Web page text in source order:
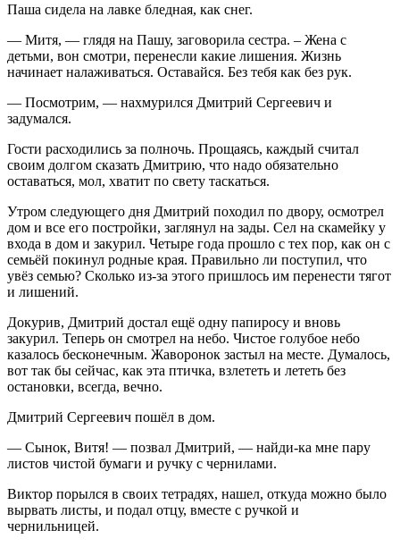
Паша сидела на лавке бледная, как снег.
— Митя, — глядя на Пашу, заговорила сестра. – Жена с
детьми, вон смотри, перенесли какие лишения. Жизнь
начинает налаживаться. Оставайся. Без тебя как без рук.
— Посмотрим, — нахмурился Дмитрий Сергеевич и
задумался.
Гости расходились за полночь. Прощаясь, каждый считал
своим долгом сказать Дмитрию, что надо обязательно
оставаться, мол, хватит по свету таскаться.
Утром следующего дня Дмитрий походил по двору, осмотрел
дом и все его постройки, заглянул на зады. Сел на скамейку у
входа в дом и закурил. Четыре года прошло с тех пор, как он с
семьёй покинул родные края. Правильно ли поступил, что
увёз семью? Сколько из-за этого пришлось им перенести тягот
и лишений.
Докурив, Дмитрий достал ещё одну папиросу и вновь
закурил. Теперь он смотрел на небо. Чистое голубое небо
казалось бесконечным. Жаворонок застыл на месте. Думалось,
вот так бы сейчас, как эта птичка, взлететь и лететь без
остановки, всегда, вечно.
Дмитрий Сергеевич пошёл в дом.
— Сынок, Витя! — позвал Дмитрий, — найди-ка мне пару
листов чистой бумаги и ручку с чернилами.
Виктор порылся в своих тетрадях, нашел, откуда можно было
вырвать листы, и подал отцу, вместе с ручкой и
чернильницей.